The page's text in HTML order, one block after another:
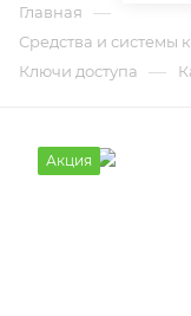
Главная —
Средства и системы
Ключи доступа —
Акция